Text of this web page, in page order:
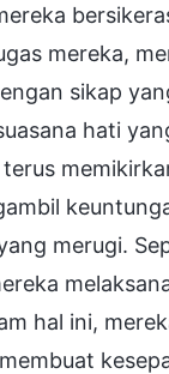
mereka,
sikap
hati
merugi.
hal ini,